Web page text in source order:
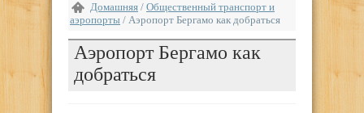
Домашняя / Общественный транспорт и
аэропорты / Аэропорт Бергамо как добраться
Аэропорт Бергамо как
добраться